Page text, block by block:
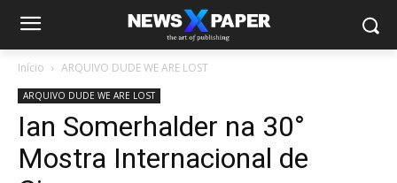
Início ARQUIVO DUDE WE ARE LOST
ARQUIVO DUDE WE ARE LOST
Ian Somerhalder na 30°
Mostra Internacional de